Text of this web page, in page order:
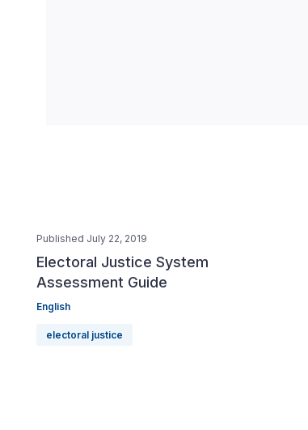
Published July 22, 2019
Electoral Justice System
Assessment Guide
English
electoral justice